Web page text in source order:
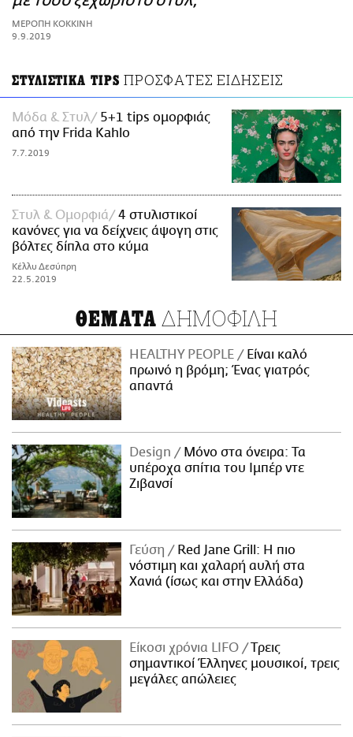
ΑΜΠΑ
PRINT
ΜΕΡΟΠΗ ΚΟΚΚΙΝΗ
9.9.2019
ΣΤΥΛΙΣΤΙΚΑ TIPS ΠΡΟΣΦΑΤΕΣ ΕΙΔΗΣΕΙΣ
Μόδα & Στυλ
5+1 tips ομορφιάς
από την Frida Kahlo
7.7.2019
Στυλ & Ομορφιά
4 στυλιστικοί
κανόνες για να δείχνεις άψογη στις
βόλτες δίπλα στο κύμα
Κέλλυ Δεσύπρη
22.5.2019
ΘΕΜΑΤΑ ΔΗΜΟΦΙΛΗ
HEALTHY PEOPLE
Είναι καλό
πρωινό η βρόμη; Ένας γιατρός
απαντά
Design
Μόνο στα όνειρα: Τα
υπέροχα σπίτια του Ιμπέρ ντε
Ζιβανσί
Γεύση
Red Jane Grill: Η πιο
νόστιμη και χαλαρή αυλή στα
Χανιά (ίσως και στην Ελλάδα)
Είκοσι χρόνια LIFO
Tρεις
σημαντικοί Έλληνες μουσικοί, τρεις
μεγάλες απώλειες